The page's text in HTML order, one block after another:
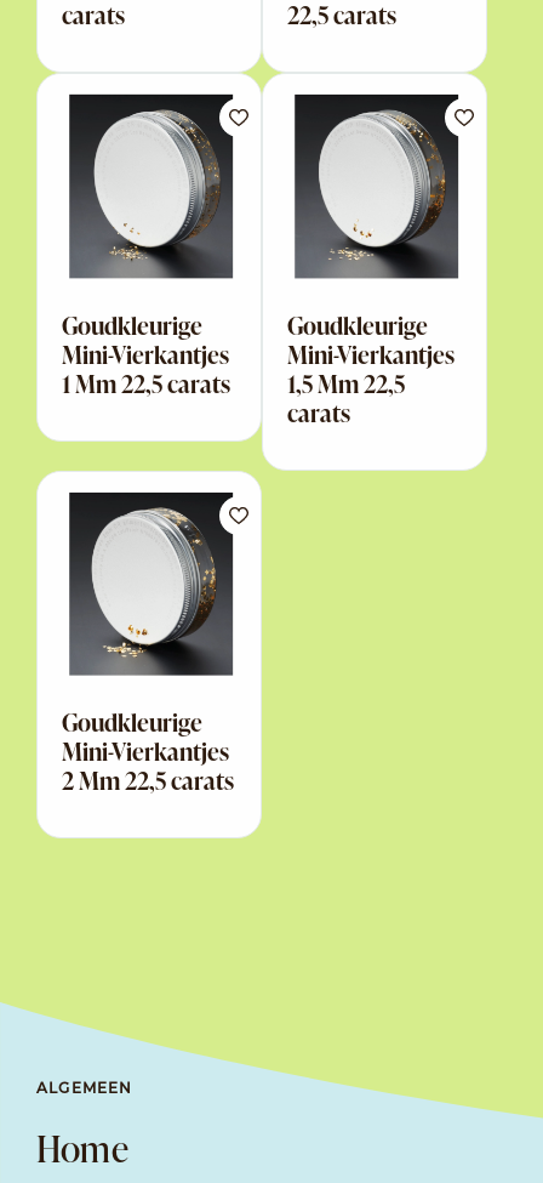
carats
22,5 carats
Goudkleurige
Mini-Vierkantjes
1 Mm 22,5 carats
Goudkleurige
Mini-Vierkantjes
1,5 Mm 22,5
carats
Goudkleurige
Mini-Vierkantjes
2 Mm 22,5 carats
ALGEMEEN
Home